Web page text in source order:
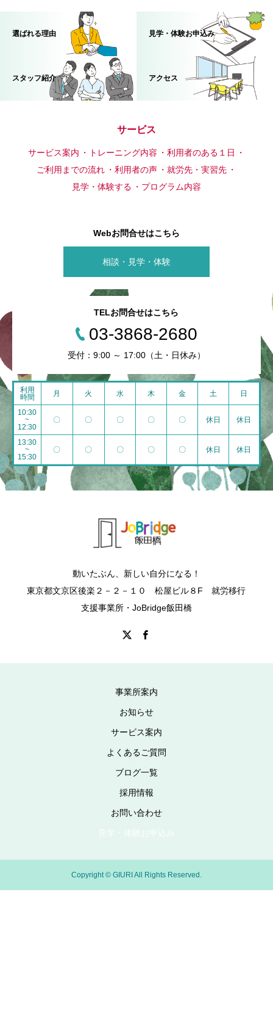
選ばれる理由 見学・体験お申込み
スタッフ紹介 アクセス
サービス
サービス案内 トレーニング内容
利用者のある１日
ご利用までの流れ
利用者の声
就労先・実習先
見学・体験する
プログラム内容
Webお問合せはこちら
相談・見学・体験
TELお問合せはこちら
03-3868-2680
受付：9:00 ～ 17:00（土・日休み）
利用
時間
月 火 水 木 金 土 日
10:30
~
12:30
〇 〇 〇 〇 〇 休日 休日
13:30
~
15:30
〇 〇 〇 〇 〇 休日 休日
動いたぶん、新しい自分になる！
東京都文京区後楽２－２－１０ 松屋ビル８F 就労移行
支援事業所・JoBridge飯田橋
事業所案内
お知らせ
サービス案内
よくあるご質問
ブログ一覧
採用情報
お問い合わせ
見学・体験お申込み
Copyright © GIURI All Rights Reserved.